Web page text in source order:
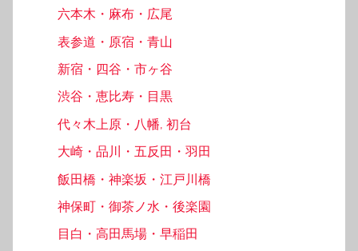
六本木・麻布・広尾
表参道・原宿・青山
新宿・四谷・市ヶ谷
渋谷・恵比寿・目黒
代々木上原・八幡, 初台
大崎・品川・五反田・羽田
飯田橋・神楽坂・江戸川橋
神保町・御茶ノ水・後楽園
目白・高田馬場・早稲田